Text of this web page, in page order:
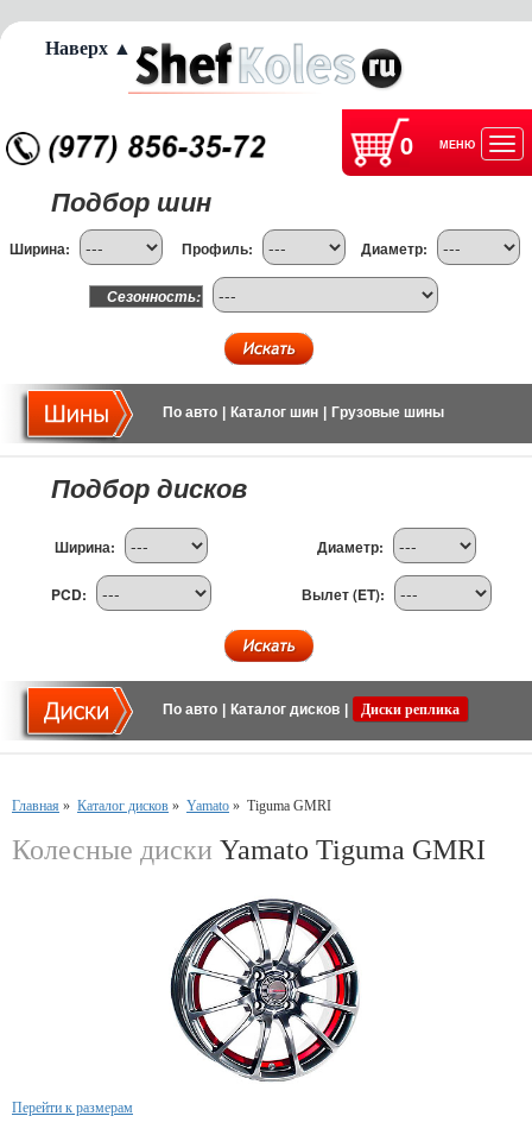
0 МЕНЮ
Подбор шин
Ширина: Профиль: Диаметр:
Сезонность:
По авто Каталог шин Грузовые шины
Подбор дисков
Ширина: Диаметр:
PCD: Вылет (ET):
По авто Каталог дисков Диски реплика
Главная » Каталог дисков » Yamato » Tiguma GMRI
Колесные диски Yamato Tiguma GMRI
Перейти к размерам
Наверх ▲